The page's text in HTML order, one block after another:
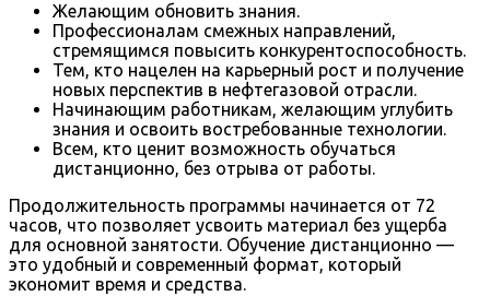
Желающим обновить знания.
Профессионалам смежных направлений,
стремящимся повысить конкурентоспособность.
Тем, кто нацелен на карьерный рост и получение
новых перспектив в нефтегазовой отрасли.
Начинающим работникам, желающим углубить
знания и освоить востребованные технологии.
Всем, кто ценит возможность обучаться
дистанционно, без отрыва от работы.
Продолжительность программы начинается от 72
часов, что позволяет усвоить материал без ущерба
для основной занятости. Обучение дистанционно —
это удобный и современный формат, который
экономит время и средства.